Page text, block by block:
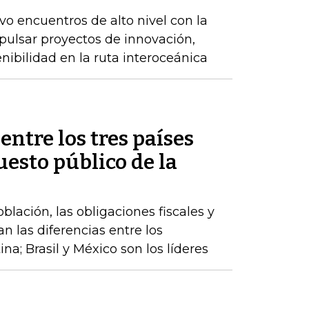
encuentros de alto nivel con la
proyectos de innovación,
en la ruta interoceánica
los tres países
público de la
las obligaciones fiscales y
las diferencias entre los
Brasil y México son los líderes